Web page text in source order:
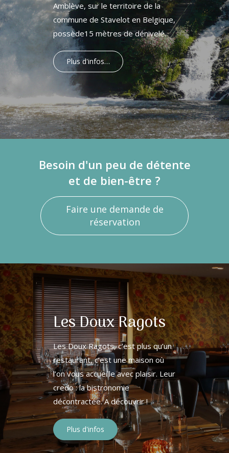
Amblève, sur le territoire de la
commune de Stavelot en Belgique,
possède15 mètres de dénivelé.
Plus d'infos…
Besoin d'un peu de détente
et de bien-être ?
Faire une demande de
réservation
Les Doux Ragots
Les Doux Ragots, c’est plus qu’un
restaurant, c’est une maison où
l’on vous accueille avec plaisir. Leur
credo : la bistronomie
décontractée. A découvrir !
Plus d'infos